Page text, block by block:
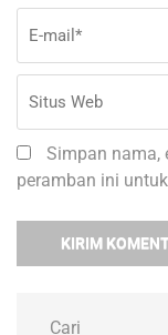
Simpan nama,
peramban ini
Cari